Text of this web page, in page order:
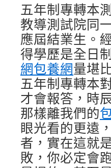
五年制專轉本
教導測試院同
應屆結業生。
得學歷是全日
網包養網量堪
五年制專轉本
才會報答，時
那樣離我們的
眼光看的更遠
者，實在這就
敗，你必定會